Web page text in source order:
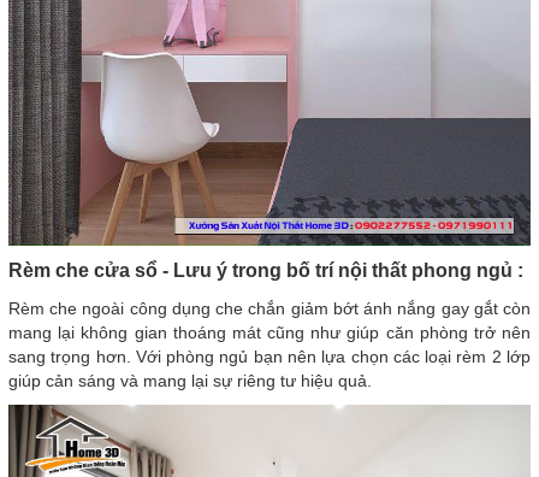
Rèm che cửa sổ - Lưu ý trong bố trí nội thất phong ngủ :
Rèm che ngoài công dụng che chắn giảm bớt ánh nắng gay gắt còn
mang lại không gian thoáng mát cũng như giúp căn phòng trở nên
sang trọng hơn. Với phòng ngủ bạn nên lựa chọn các loại rèm 2 lớp
giúp cản sáng và mang lại sự riêng tư hiệu quả.